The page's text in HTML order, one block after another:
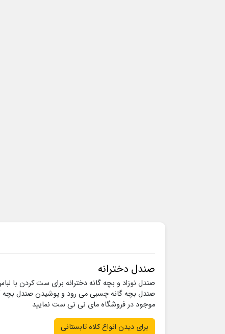
صندل دخترانه
صندل نوزاد و بچه گانه دخترانه برای ست کردن با
صندل بچه گانه چسبی می رود و پوشیدن صندل بچه
موجود در فروشگاه مای نی نی ست نمایید
برای دیدن انواع کلاه تابستانی